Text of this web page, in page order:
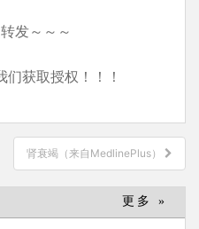
发～～～
们获取授权！！！
肾衰竭（来自MedlinePlus）
更多 »